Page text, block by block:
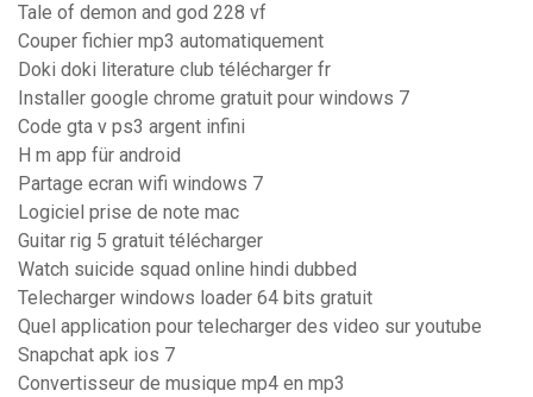
Tale of demon and god 228 vf
Couper fichier mp3 automatiquement
Doki doki literature club télécharger fr
Installer google chrome gratuit pour windows 7
Code gta v ps3 argent infini
H m app für android
Partage ecran wifi windows 7
Logiciel prise de note mac
Guitar rig 5 gratuit télécharger
Watch suicide squad online hindi dubbed
Telecharger windows loader 64 bits gratuit
Quel application pour telecharger des video sur youtube
Snapchat apk ios 7
Convertisseur de musique mp4 en mp3